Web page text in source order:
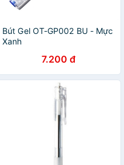
Bút Gel OT-GP002 BU - Mực
Xanh
7.200 đ